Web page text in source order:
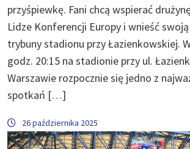
przyśpiewkę. Fani chcą wspierać
Lidze Konferencji Europy i wnieść
trybuny stadionu przy Łazienkowskiej.
godz. 20:15 na stadionie przy ul.
Warszawie rozpocznie się jedno z
spotkań […]
26 października 2025